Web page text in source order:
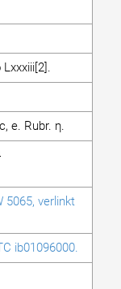
e. Rubr. η.
5065, verlinkt
ib01096000.